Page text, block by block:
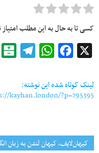
کسی تا به حال به این مطلب امتیاز
Facebook
WhatsApp
لینک کوتاه شده این نوشته:
kayhan.london/?p=295395
کیهان‌لایف، کیهان لندن به زبان